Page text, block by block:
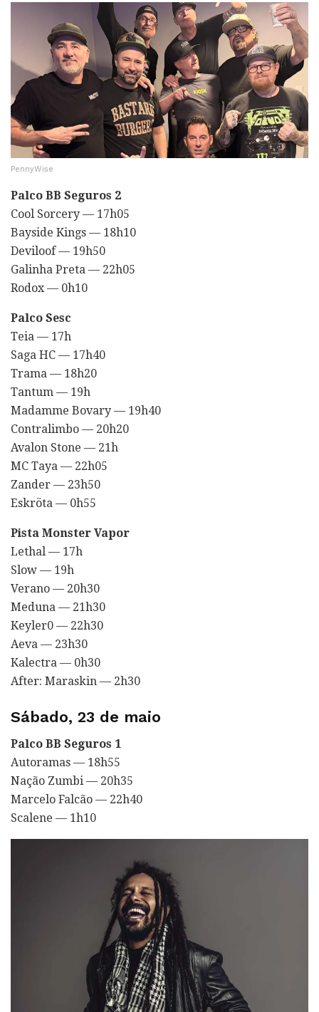
PennyWise
Palco BB Seguros 2
Cool Sorcery — 17h05
Bayside Kings — 18h10
Deviloof — 19h50
Galinha Preta — 22h05
Rodox — 0h10
Palco Sesc
Teia — 17h
Saga HC — 17h40
Trama — 18h20
Tantum — 19h
Madamme Bovary — 19h40
Contralimbo — 20h20
Avalon Stone — 21h
MC Taya — 22h05
Zander — 23h50
Eskröta — 0h55
Pista Monster Vapor
Lethal — 17h
Slow — 19h
Verano — 20h30
Meduna — 21h30
Keyler0 — 22h30
Aeva — 23h30
Kalectra — 0h30
After: Maraskin — 2h30
Sábado, 23 de maio
Palco BB Seguros 1
Autoramas — 18h55
Nação Zumbi — 20h35
Marcelo Falcão — 22h40
Scalene — 1h10